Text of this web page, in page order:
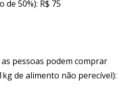
50%): R$ 75
pessoas podem comprar
de alimento não perecível):